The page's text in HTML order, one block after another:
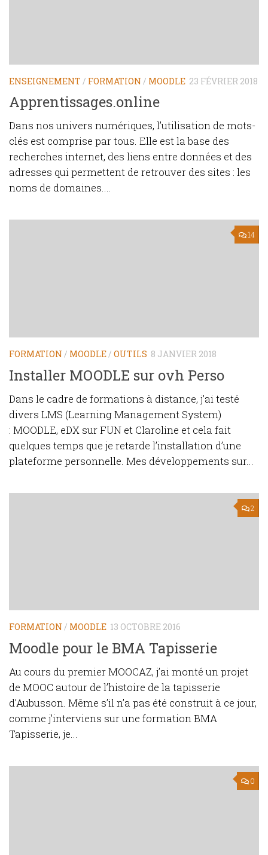
ENSEIGNEMENT / FORMATION / MOODLE 23 FÉVRIER 2018
Apprentissages.online
Dans nos univers numériques, l’utilisation de mots-
clés est comprise par tous. Elle est la base des
recherches internet, des liens entre données et des
adresses qui permettent de retrouver des sites : les
noms de domaines....
14
FORMATION / MOODLE/ OUTILS 8 JANVIER 2018
Installer MOODLE sur ovh Perso
Dans le cadre de formations à distance, j’ai testé
divers LMS (Learning Management System)
: MOODLE, eDX sur FUN et Claroline et cela fait
quelques temps que je retarde l’installation d’une
plateforme personnelle. Mes développements sur...
2
FORMATION / MOODLE 13 OCTOBRE 2016
Moodle pour le BMA Tapisserie
Au cours du premier MOOCAZ, j’ai monté un projet
de MOOC autour de l’histoire de la tapisserie
d’Aubusson. Même s’il n’a pas été construit à ce jour,
comme j’interviens sur une formation BMA
Tapisserie, je...
0